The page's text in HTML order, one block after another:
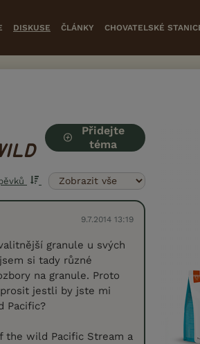
DISKUSE ČLÁNKY CHOVATELSKÉ
Přidejte
téma
9.7.2014 13:19
granule u svých
si tady různé
na granule. Proto
jestli by jste mi
Pacific?
the wild Pacific Stream a